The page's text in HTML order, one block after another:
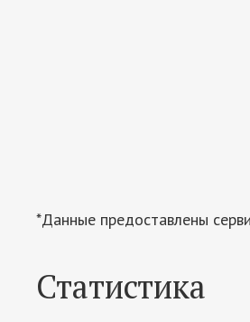
*Данные предоставлены
Статистика